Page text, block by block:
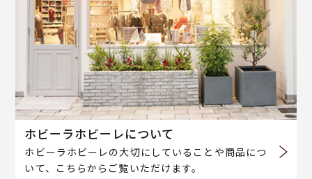
ホビーラホビーレについて
ホビーラホビーレの大切にしていることや商品につ
いて、こちらからご覧いただけます。